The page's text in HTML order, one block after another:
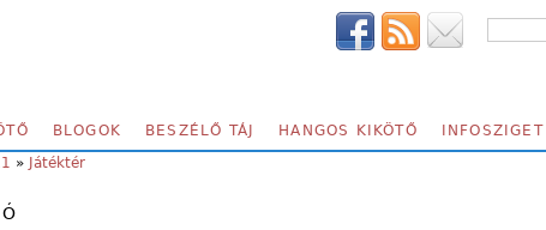
BLOGOK BESZÉLŐ TÁJ HANGOS KIKÖTŐ INFOSZIGET
» Játéktér